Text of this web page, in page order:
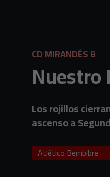
CD MIRANDÉS B
Nuestro
Los rojillos
ascenso a
Atlético Bembibre